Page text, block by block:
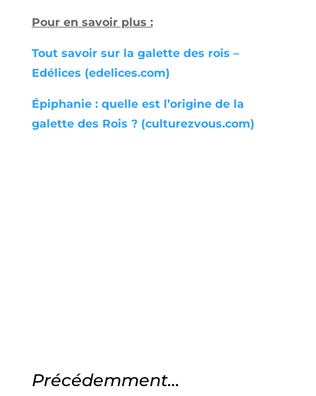
Pour en savoir plus :
Tout savoir sur la galette des rois –
Edélices (edelices.com)
Épiphanie : quelle est l’origine de la
galette des Rois ? (culturezvous.com)
Précédemment…